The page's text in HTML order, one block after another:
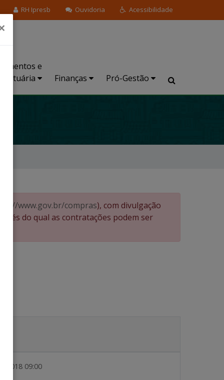
Acessibilidade
Ouvidoria
RH Ipresb
e
Atuária
Finanças Pró-Gestão
www.gov.br/compras), com divulgação
do qual as contratações podem ser
2018 09:00